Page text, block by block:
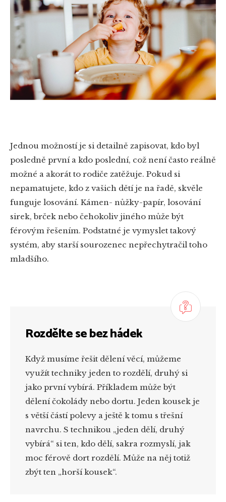
Jednou možností je si detailně zapisovat, kdo byl
posledně první a kdo poslední, což není často reálně
možné a akorát to rodiče zatěžuje. Pokud si
nepamatujete, kdo z vašich dětí je na řadě, skvěle
funguje losování. Kámen- nůžky-papír, losování
sirek, brček nebo čehokoliv jiného může být
férovým řešením. Podstatné je vymyslet takový
systém, aby starší sourozenec nepřechytračil toho
mladšího.
Rozdělte se bez hádek
Když musíme řešit dělení věcí, můžeme
využít techniky jeden to rozdělí, druhý si
jako první vybírá. Příkladem může být
dělení čokolády nebo dortu. Jeden kousek je
s větší částí polevy a ještě k tomu s třešní
navrchu. S technikou „jeden dělí, druhý
vybírá“ si ten, kdo dělí, sakra rozmyslí, jak
moc férově dort rozdělí. Může na něj totiž
zbýt ten „horší kousek“.